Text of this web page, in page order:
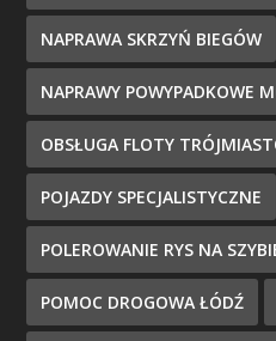
NAPRAWA SKRZYŃ BIEGÓW
NAPRAWY POWYPADKOWE
OBSŁUGA FLOTY
POJAZDY SPECJALISTYCZNE
POLEROWANIE RYS NA
POMOC DROGOWA ŁÓDŹ